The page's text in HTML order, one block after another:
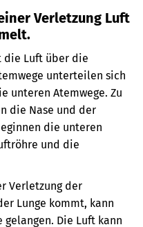
Verletzung Luft
die Luft über die
unterteilen sich
unteren Atemwege. Zu
die Nase und der
die unteren
und die
Verletzung der
Lunge kommt, kann
Die Luft kann